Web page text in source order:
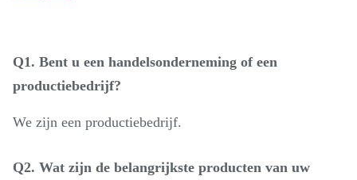
Q1. Bent u een handelsonderneming of een
productiebedrijf?
We zijn een productiebedrijf.
Q2. Wat zijn de belangrijkste producten van uw